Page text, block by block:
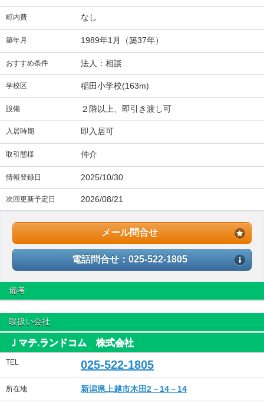
町内費 なし
築年月 1989年1月（築37年）
おすすめ条件 法人：相談
学校区 稲田小学校(163m)
設備 ２階以上、即引き渡し可
入居時期 即入居可
取引態様 仲介
情報登録日 2025/10/30
次回更新予定日 2026/08/21
メール問合せ
電話問合せ：025-522-1805
備考
取扱い会社
Ｊマテ.ランドコム 株式会社
TEL 025-522-1805
所在地 新潟県上越市木田2－14－14